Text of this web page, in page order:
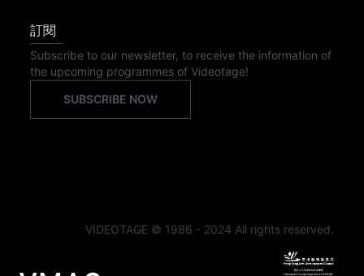
訂閱
Subscribe to our newsletter, to receive the information of
the upcoming programmes of Videotage!
SUBSCRIBE NOW
VIDEOTAGE © 1986 - 2024 All rights reserved.